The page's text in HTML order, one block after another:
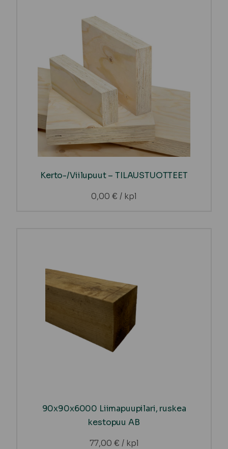
Kerto-/Viilupuut – TILAUSTUOTTEET
0,00 € / kpl
90x90x6000 Liimapuupilari, ruskea
kestopuu AB
77,00 € / kpl